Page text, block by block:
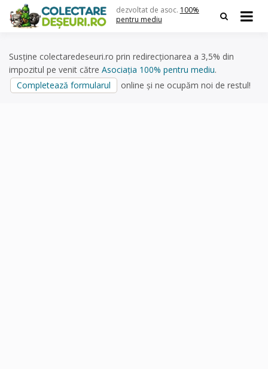
content
dezvoltat de asoc. 100%
pentru mediu
Susține colectaredeseuri.ro prin redirecționarea a 3,5% din
impozitul pe venit către Asociația 100% pentru mediu.
Completează formularul
online și ne ocupăm noi de restul!